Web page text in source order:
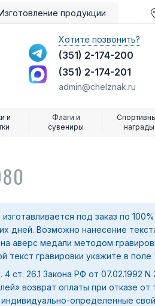
продукции
Хотите позвонить?
(351) 2-174-200
(351) 2-174-201
admin@chelznak.ru
и
Флаги и
сувениры
награды
под заказ по
дней. Возможно нанесение
аверс медали методом
текст гравировки укажите в поле
4 ст. 26.1 Закона РФ от 07.02.1992
возврат оплаты при отказе от
определенные